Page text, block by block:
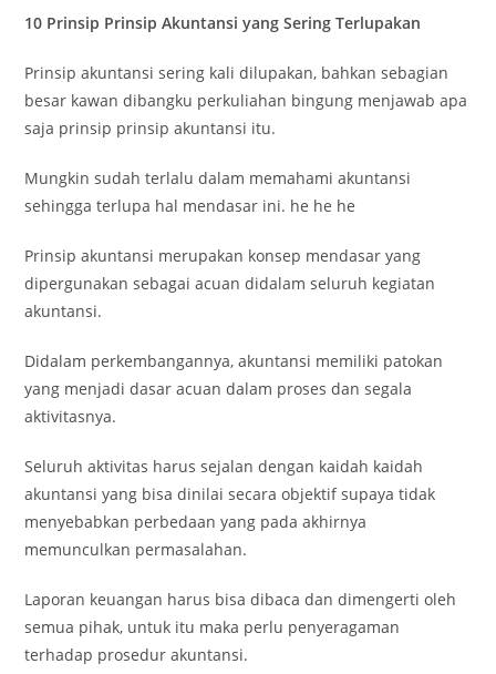
10 Prinsip Prinsip Akuntansi yang Sering Terlupakan
Prinsip akuntansi sering kali dilupakan, bahkan sebagian
besar kawan dibangku perkuliahan bingung menjawab apa
saja prinsip prinsip akuntansi itu.
Mungkin sudah terlalu dalam memahami akuntansi
sehingga terlupa hal mendasar ini. he he he
Prinsip akuntansi merupakan konsep mendasar yang
dipergunakan sebagai acuan didalam seluruh kegiatan
akuntansi.
Didalam perkembangannya, akuntansi memiliki patokan
yang menjadi dasar acuan dalam proses dan segala
aktivitasnya.
Seluruh aktivitas harus sejalan dengan kaidah kaidah
akuntansi yang bisa dinilai secara objektif supaya tidak
menyebabkan perbedaan yang pada akhirnya
memunculkan permasalahan.
Laporan keuangan harus bisa dibaca dan dimengerti oleh
semua pihak, untuk itu maka perlu penyeragaman
terhadap prosedur akuntansi.